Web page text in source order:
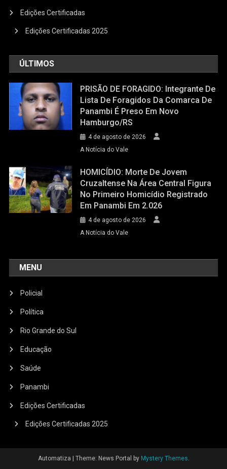
Edições Certificadas
Edições Certificadas 2025
ÚLTIMOS
PRISÃO DE FORAGIDO: Integrante De
Lista De Foragidos Da Comarca De
Panambi É Preso Em Novo
Hamburgo/RS
4 de agosto de 2026
A Notícia do Vale
HOMICÍDIO: Morte De Jovem
Cruzaltense Na Área Central Figura
No Primeiro Homicídio Registrado
Em Panambi Em 2.026
4 de agosto de 2026
A Notícia do Vale
MENU
Policial
Política
Rio Grande do Sul
Educação
Saúde
Panambi
Edições Certificadas
Edições Certificadas 2025
Automatiza Theme: News Portal by Mystery Themes.